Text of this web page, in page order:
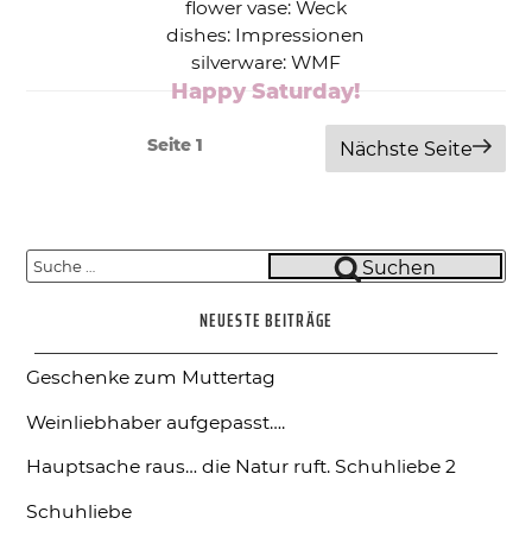
flower vase: Weck
dishes: Impressionen
silverware: WMF
Happy Saturday!
Beitragsnavigation
Seite1 Nächste Seite
Suche
Suchen
NEUESTE BEITRÄGE
Geschenke zum Muttertag
Weinliebhaber aufgepasst….
Hauptsache raus… die Natur ruft. Schuhliebe 2
Schuhliebe